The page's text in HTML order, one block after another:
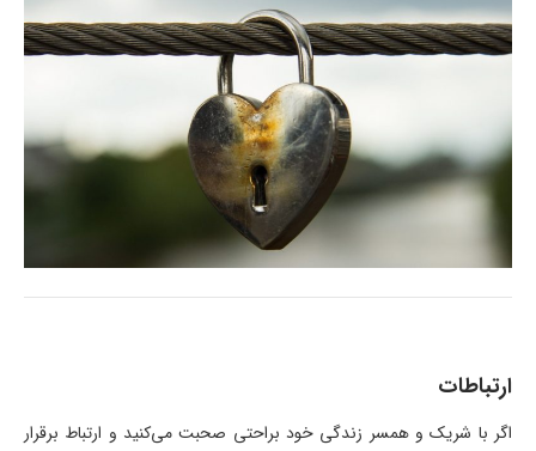
ارتباطات
اگر با شریک و همسر زندگی خود براحتی صحبت می‌کنید و ارتباط برقرار